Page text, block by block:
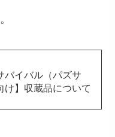
バイバル（パズサ
け】収蔵品について